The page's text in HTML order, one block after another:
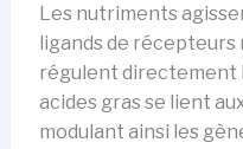
Les nutriments
ligands de récepteurs
régulent directement
acides gras se lient
modulant ainsi les